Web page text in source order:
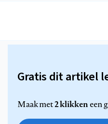
Gratis dit artikel
Maak met2 klikkeneen